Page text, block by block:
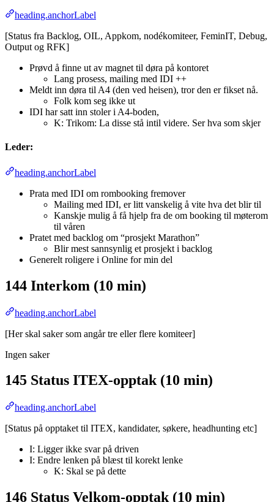
heading.anchorLabel
[Status fra Backlog, OIL, Appkom, nodékomiteer, FeminIT, Debug,
Output og RFK]
Prøvd å finne ut av magnet til døra på kontoret
Lang prosess, mailing med IDI ++
Meldt inn døra til A4 (den ved heisen), tror den er fikset nå.
Folk kom seg ikke ut
IDI har satt inn stoler i A4-boden,
K: Trikom: La disse stå intil videre. Ser hva som skjer
Leder:
heading.anchorLabel
Prata med IDI om rombooking fremover
Mailing med IDI, er litt vanskelig å vite hva det blir til
Kanskje mulig å få hjelp fra de om booking til møterom
til våren
Pratet med backlog om “prosjekt Marathon”
Blir mest sannsynlig et prosjekt i backlog
Generelt roligere i Online for min del
144 Interkom (10 min)
heading.anchorLabel
[Her skal saker som angår tre eller flere komiteer]
Ingen saker
145 Status ITEX-opptak (10 min)
heading.anchorLabel
[Status på opptaket til ITEX, kandidater, søkere, headhunting etc]
I: Ligger ikke svar på driven
I: Endre lenken på blæst til korekt lenke
K: Skal se på dette
146 Status Velkom-opptak (10 min)